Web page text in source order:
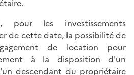
pour les investissements
de cette date, la possibilité de
de location pour
à la disposition d'un
descendant du propriétaire